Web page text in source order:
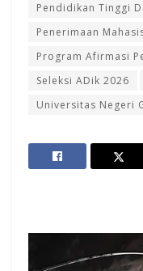
Pendidikan Tinggi
Penerimaan
Program Afirmasi
Seleksi ADik 2026
Universitas Negeri